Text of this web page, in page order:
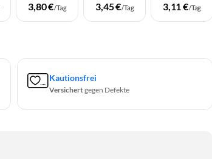
3,80 €/Tag 3,45 €/Tag 3,11 €/Tag
Kautionsfrei
Versichertgegen Defekte